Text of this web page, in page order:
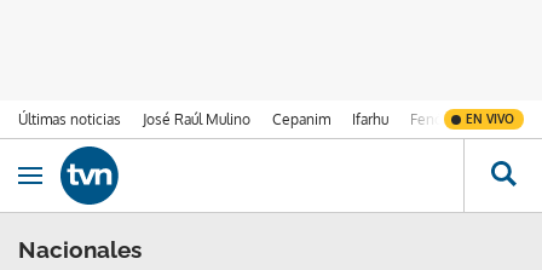
Últimas noticias José Raúl Mulino Cepanim Ifarhu Fenómeno de El
EN VIVO
Ir al contenido
Obrir navegació
Nacionales